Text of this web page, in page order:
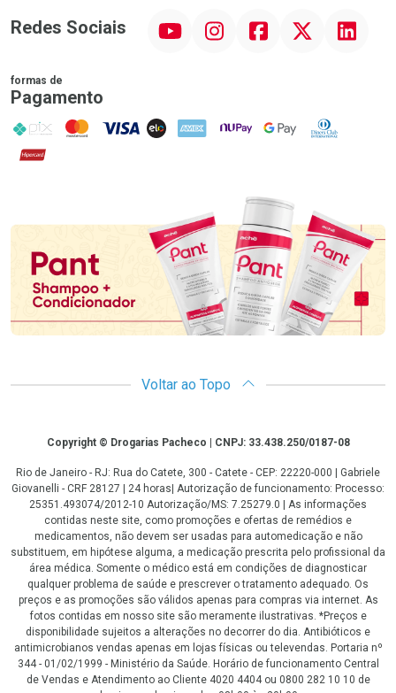
Redes Sociais InstagramFacebook Linkedin
formas de
Pagamento
PIX MasterCard
VISA ELO AMEX NuPay Google PayDiners Club
Hipercard
Promoção em Destaque
Voltar ao Topo
CopyrightCopyright © Drogarias Pacheco | CNPJ: 33.438.250/0187-08
Rio de Janeiro - RJ: Rua do Catete, 300 - Catete - CEP: 22220-000 | Gabriele
Giovanelli - CRF 28127 | 24 horas| Autorização de funcionamento: Processo:
25351.493074/2012-10 Autorização/MS: 7.25279.0 | As informações
contidas neste site, como promoções e ofertas de remédios e
medicamentos, não devem ser usadas para automedicação e não
substituem, em hipótese alguma, a medicação prescrita pelo profissional da
área médica. Somente o médico está em condições de diagnosticar
qualquer problema de saúde e prescrever o tratamento adequado. Os
preços e as promoções são válidos apenas para compras via internet. As
fotos contidas em nosso site são meramente ilustrativas. *Preços e
disponibilidade sujeitos a alterações no decorrer do dia. Antibióticos e
antimicrobianos vendas apenas em lojas físicas ou televendas. Portaria nº
344 - 01/02/1999 - Ministério da Saúde. Horário de funcionamento Central
de Vendas e Atendimento ao Cliente 4020 4404 ou 0800 282 10 10 de